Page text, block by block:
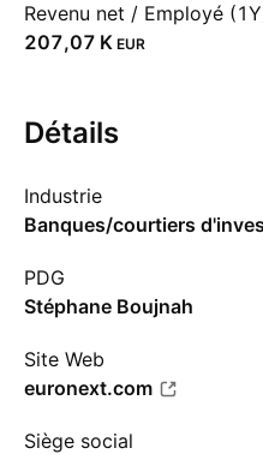
Revenu net / Employé
‪207,07 K‬ EUR
Détails
Industrie
Banques/courtiers
PDG
Stéphane Boujnah
Site Web
euronext.com
Siège social